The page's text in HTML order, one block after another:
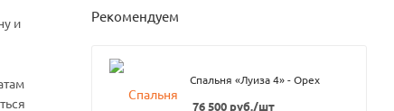
и
Рекомендуем
Спальня «Луиза 4» - Орех
76 500 руб./шт